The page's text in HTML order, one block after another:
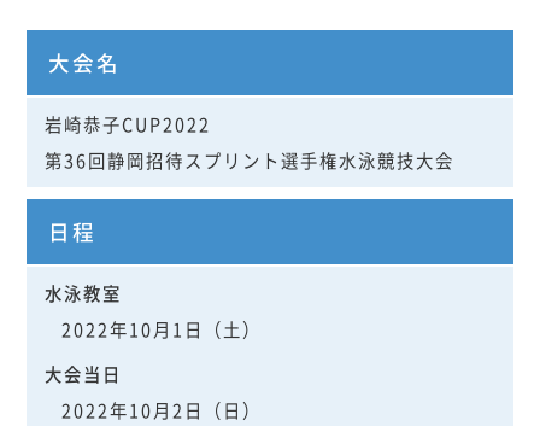
大会名
岩崎恭子CUP2022
第36回静岡招待スプリント選手権水泳競技大会
日程
水泳教室
2022年10月1日（土）
大会当日
2022年10月2日（日）